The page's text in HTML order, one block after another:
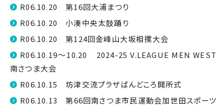
R06.10.20 第16回大浦まつり
R06.10.20 小湊中央太鼓踊り
R06.10.20 第124回金峰山大坂相撲大会
R06.10.19～10.20 2024-25 V.LEAGUE MEN WEST
南さつま大会
R06.10.15 坊津交流プラザばんどころ開所式
R06.10.13 第66回南さつま市民運動会加世田スポーツ